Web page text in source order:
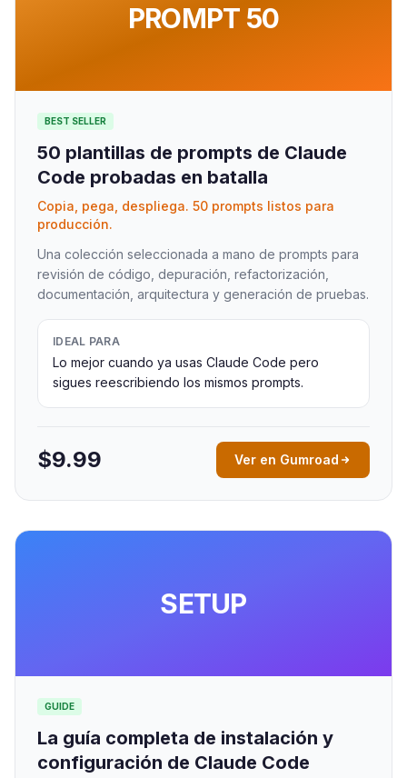
PROMPT 50
BEST SELLER
50 plantillas de prompts de Claude
Code probadas en batalla
Copia, pega, despliega. 50 prompts listos para
producción.
Una colección seleccionada a mano de prompts para
revisión de código, depuración, refactorización,
documentación, arquitectura y generación de pruebas.
IDEAL PARA
Lo mejor cuando ya usas Claude Code pero
sigues reescribiendo los mismos prompts.
$9.99 Ver en Gumroad
SETUP
GUIDE
La guía completa de instalación y
configuración de Claude Code